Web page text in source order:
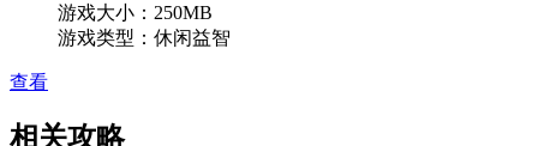
游戏大小：250MB
游戏类型：休闲益智
查看
相关攻略